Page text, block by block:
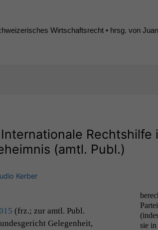
Wirtschaftsrecht • hrsg. von
Rechtshilfe
(amtl. Publ.)
Kerber
(frz.; zur amtl. Publ.
Gele­gen­heit,
sie in